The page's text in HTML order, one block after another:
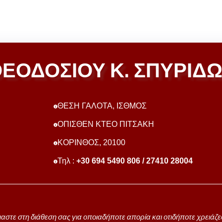
Κ.
ΘΕΣΗ ΓΑΛΟΤΑ, ΙΣΘΜΟΣ
ΟΠΙΣΘΕΝ ΚΤΕΟ ΠΙΤΣΑΚΗ
ΚΟΡΙΝΘΟΣ, 20100
Τηλ : +30 694 5490 806 / 27410 28004
στη διάθεση σας για οποιαδήποτε απορία και οτιδήποτε